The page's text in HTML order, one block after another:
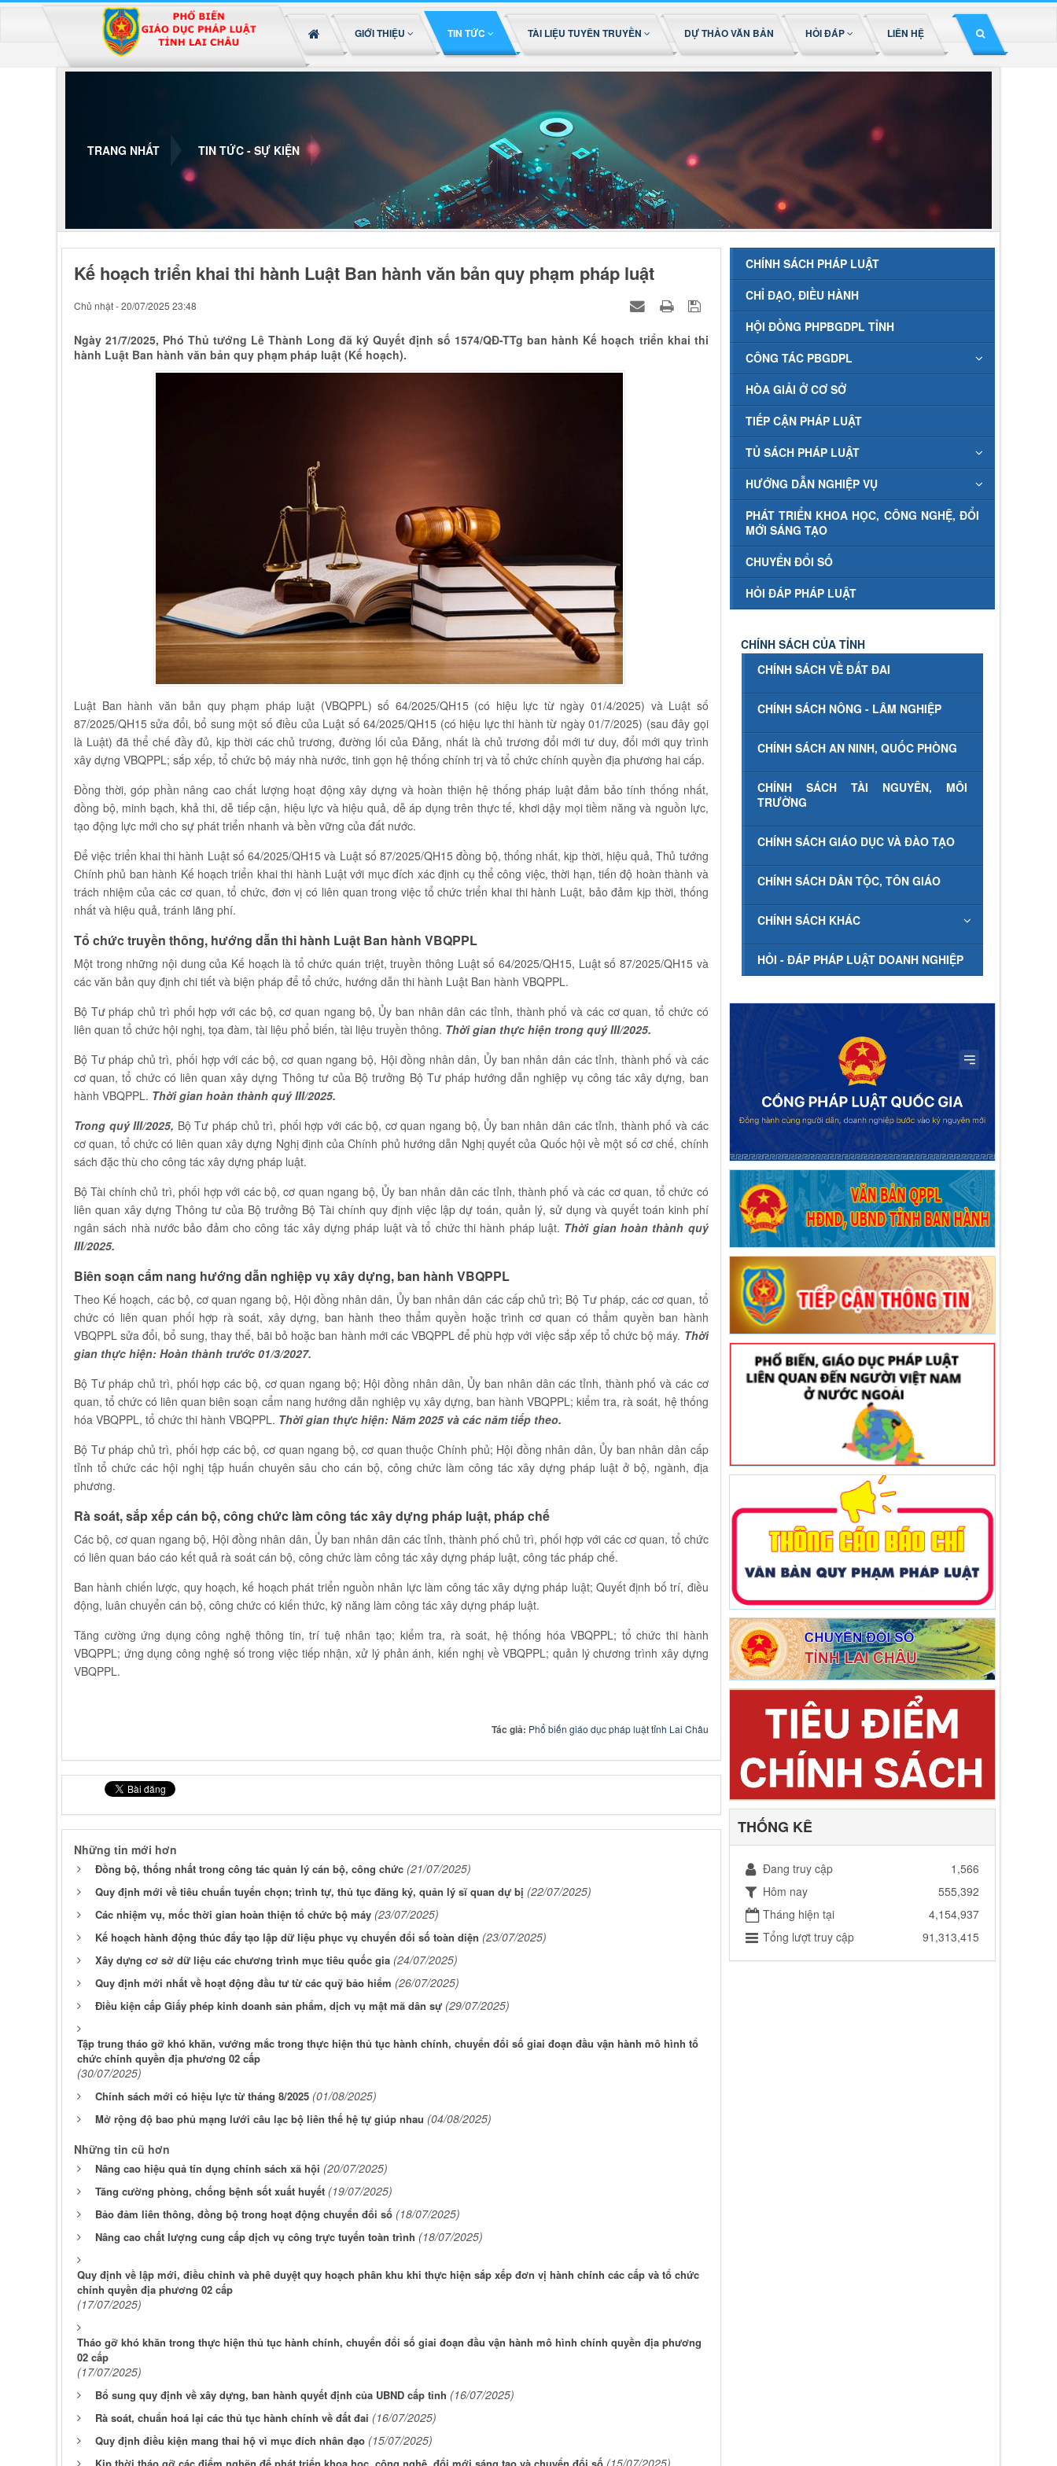
GIỚI THIỆU TIN TỨC TÀI LIỆU TUYÊN TRUYỀN DỰ THẢO VĂN BẢN HỎI ĐÁP LIÊN HỆ
TRANG NHẤT TIN TỨC - SỰ KIỆN
Kế hoạch triển khai thi hành Luật Ban hành văn bản quy phạm pháp luật
Chủ nhật - 20/07/2025 23:48
Ngày 21/7/2025, Phó Thủ tướng Lê Thành Long đã ký Quyết định số 1574/QĐ-TTg ban hành Kế hoạch triển khai thi
hành Luật Ban hành văn bản quy phạm pháp luật (Kế hoạch).
Luật Ban hành văn bản quy phạm pháp luật (VBQPPL) số 64/2025/QH15 (có hiệu lực từ ngày 01/4/2025) và Luật số
87/2025/QH15 sửa đổi, bổ sung một số điều của Luật số 64/2025/QH15 (có hiệu lực thi hành từ ngày 01/7/2025) (sau đây gọi
là Luật) đã thể chế đầy đủ, kịp thời các chủ trương, đường lối của Đảng, nhất là chủ trương đổi mới tư duy, đổi mới quy trình
xây dựng VBQPPL; sắp xếp, tổ chức bộ máy nhà nước, tinh gọn hệ thống chính trị và tổ chức chính quyền địa phương hai cấp.
Đồng thời, góp phần nâng cao chất lượng hoạt động xây dựng và hoàn thiện hệ thống pháp luật đảm bảo tính thống nhất,
đồng bộ, minh bạch, khả thi, dễ tiếp cận, hiệu lực và hiệu quả, dễ áp dụng trên thực tế, khơi dậy mọi tiềm năng và nguồn lực,
tạo động lực mới cho sự phát triển nhanh và bền vững của đất nước.
Để việc triển khai thi hành Luật số 64/2025/QH15 và Luật số 87/2025/QH15 đồng bộ, thống nhất, kịp thời, hiệu quả, Thủ tướng
Chính phủ ban hành Kế hoạch triển khai thi hành Luật với mục đích xác định cụ thể công việc, thời hạn, tiến độ hoàn thành và
trách nhiệm của các cơ quan, tổ chức, đơn vị có liên quan trong việc tổ chức triển khai thi hành Luật, bảo đảm kịp thời, thống
nhất và hiệu quả, tránh lãng phí.
Tổ chức truyền thông, hướng dẫn thi hành Luật Ban hành VBQPPL
Một trong những nội dung của Kế hoạch là tổ chức quán triệt, truyền thông Luật số 64/2025/QH15, Luật số 87/2025/QH15 và
các văn bản quy định chi tiết và biện pháp để tổ chức, hướng dẫn thi hành Luật Ban hành VBQPPL.
Bộ Tư pháp chủ trì phối hợp với các bộ, cơ quan ngang bộ, Ủy ban nhân dân các tỉnh, thành phố và các cơ quan, tổ chức có
liên quan tổ chức hội nghị, tọa đàm, tài liệu phổ biến, tài liệu truyền thông. Thời gian thực hiện trong quý III/2025.
Bộ Tư pháp chủ trì, phối hợp với các bộ, cơ quan ngang bộ, Hội đồng nhân dân, Ủy ban nhân dân các tỉnh, thành phố và các
cơ quan, tổ chức có liên quan xây dựng Thông tư của Bộ trưởng Bộ Tư pháp hướng dẫn nghiệp vụ công tác xây dựng, ban
hành VBQPPL. Thời gian hoàn thành quý III/2025.
Trong quý III/2025, Bộ Tư pháp chủ trì, phối hợp với các bộ, cơ quan ngang bộ, Ủy ban nhân dân các tỉnh, thành phố và các
cơ quan, tổ chức có liên quan xây dựng Nghị định của Chính phủ hướng dẫn Nghị quyết của Quốc hội về một số cơ chế, chính
sách đặc thù cho công tác xây dựng pháp luật.
Bộ Tài chính chủ trì, phối hợp với các bộ, cơ quan ngang bộ, Ủy ban nhân dân các tỉnh, thành phố và các cơ quan, tổ chức có
liên quan xây dựng Thông tư của Bộ trưởng Bộ Tài chính quy định việc lập dự toán, quản lý, sử dụng và quyết toán kinh phí
ngân sách nhà nước bảo đảm cho công tác xây dựng pháp luật và tổ chức thi hành pháp luật. Thời gian hoàn thành quý
III/2025.
Biên soạn cẩm nang hướng dẫn nghiệp vụ xây dựng, ban hành VBQPPL
Theo Kế hoạch, các bộ, cơ quan ngang bộ, Hội đồng nhân dân, Ủy ban nhân dân các cấp chủ trì; Bộ Tư pháp, các cơ quan, tổ
chức có liên quan phối hợp rà soát, xây dựng, ban hành theo thẩm quyền hoặc trình cơ quan có thẩm quyền ban hành
VBQPPL sửa đổi, bổ sung, thay thế, bãi bỏ hoặc ban hành mới các VBQPPL để phù hợp với việc sắp xếp tổ chức bộ máy. Thời
gian thực hiện: Hoàn thành trước 01/3/2027.
Bộ Tư pháp chủ trì, phối hợp các bộ, cơ quan ngang bộ; Hội đồng nhân dân, Ủy ban nhân dân các tỉnh, thành phố và các cơ
quan, tổ chức có liên quan biên soạn cẩm nang hướng dẫn nghiệp vụ xây dựng, ban hành VBQPPL; kiểm tra, rà soát, hệ thống
hóa VBQPPL, tổ chức thi hành VBQPPL. Thời gian thực hiện: Năm 2025 và các năm tiếp theo.
Bộ Tư pháp chủ trì, phối hợp các bộ, cơ quan ngang bộ, cơ quan thuộc Chính phủ; Hội đồng nhân dân, Ủy ban nhân dân cấp
tỉnh tổ chức các hội nghị tập huấn chuyên sâu cho cán bộ, công chức làm công tác xây dựng pháp luật ở bộ, ngành, địa
phương.
Rà soát, sắp xếp cán bộ, công chức làm công tác xây dựng pháp luật, pháp chế
Các bộ, cơ quan ngang bộ, Hội đồng nhân dân, Ủy ban nhân dân các tỉnh, thành phố chủ trì, phối hợp với các cơ quan, tổ chức
có liên quan báo cáo kết quả rà soát cán bộ, công chức làm công tác xây dựng pháp luật, công tác pháp chế.
Ban hành chiến lược, quy hoạch, kế hoạch phát triển nguồn nhân lực làm công tác xây dựng pháp luật; Quyết định bố trí, điều
động, luân chuyển cán bộ, công chức có kiến thức, kỹ năng làm công tác xây dựng pháp luật.
Tăng cường ứng dụng công nghệ thông tin, trí tuệ nhân tạo; kiểm tra, rà soát, hệ thống hóa VBQPPL; tổ chức thi hành
VBQPPL; ứng dụng công nghệ số trong việc tiếp nhận, xử lý phản ánh, kiến nghị về VBQPPL; quản lý chương trình xây dựng
VBQPPL.
Tác giả: Phổ biến giáo dục pháp luật tỉnh Lai Châu
Những tin mới hơn
Đồng bộ, thống nhất trong công tác quản lý cán bộ, công chức (21/07/2025)
Quy định mới về tiêu chuẩn tuyển chọn; trình tự, thủ tục đăng ký, quản lý sĩ quan dự bị (22/07/2025)
Các nhiệm vụ, mốc thời gian hoàn thiện tổ chức bộ máy (23/07/2025)
Kế hoạch hành động thúc đẩy tạo lập dữ liệu phục vụ chuyển đổi số toàn diện (23/07/2025)
Xây dựng cơ sở dữ liệu các chương trình mục tiêu quốc gia (24/07/2025)
Quy định mới nhất về hoạt động đầu tư từ các quỹ bảo hiểm (26/07/2025)
Điều kiện cấp Giấy phép kinh doanh sản phẩm, dịch vụ mật mã dân sự (29/07/2025)
Tập trung tháo gỡ khó khăn, vướng mắc trong thực hiện thủ tục hành chính, chuyển đổi số giai đoạn đầu vận hành mô hình tổ
chức chính quyền địa phương 02 cấp
(30/07/2025)
Chính sách mới có hiệu lực từ tháng 8/2025 (01/08/2025)
Mở rộng độ bao phủ mạng lưới câu lạc bộ liên thế hệ tự giúp nhau (04/08/2025)
Những tin cũ hơn
Nâng cao hiệu quả tín dụng chính sách xã hội (20/07/2025)
Tăng cường phòng, chống bệnh sốt xuất huyết (19/07/2025)
Bảo đảm liên thông, đồng bộ trong hoạt động chuyển đổi số (18/07/2025)
Nâng cao chất lượng cung cấp dịch vụ công trực tuyến toàn trình (18/07/2025)
Quy định về lập mới, điều chỉnh và phê duyệt quy hoạch phân khu khi thực hiện sắp xếp đơn vị hành chính các cấp và tổ chức
chính quyền địa phương 02 cấp
(17/07/2025)
Tháo gỡ khó khăn trong thực hiện thủ tục hành chính, chuyển đổi số giai đoạn đầu vận hành mô hình chính quyền địa phương
02 cấp
(17/07/2025)
Bổ sung quy định về xây dựng, ban hành quyết định của UBND cấp tỉnh (16/07/2025)
Rà soát, chuẩn hoá lại các thủ tục hành chính về đất đai (16/07/2025)
Quy định điều kiện mang thai hộ vì mục đích nhân đạo (15/07/2025)
(15/07/2025)
CHÍNH SÁCH PHÁP LUẬT
CHỈ ĐẠO, ĐIỀU HÀNH
HỘI ĐỒNG PHPBGDPL TỈNH
CÔNG TÁC PBGDPL
HÒA GIẢI Ở CƠ SỞ
TIẾP CẬN PHÁP LUẬT
TỦ SÁCH PHÁP LUẬT
HƯỚNG DẪN NGHIỆP VỤ
PHÁT TRIỂN KHOA HỌC, CÔNG NGHỆ, ĐỔI
MỚI SÁNG TẠO
CHUYỂN ĐỔI SỐ
HỎI ĐÁP PHÁP LUẬT
CHÍNH SÁCH CỦA TỈNH
CHÍNH SÁCH VỀ ĐẤT ĐAI
CHÍNH SÁCH NÔNG - LÂM NGHIỆP
CHÍNH SÁCH AN NINH, QUỐC PHÒNG
CHÍNH SÁCH TÀI NGUYÊN, MÔI
TRƯỜNG
CHÍNH SÁCH GIÁO DỤC VÀ ĐÀO TẠO
CHÍNH SÁCH DÂN TỘC, TÔN GIÁO
CHÍNH SÁCH KHÁC
HỎI - ĐÁP PHÁP LUẬT DOANH NGHIỆP
THỐNG KÊ
Đang truy cập
1,566
Hôm nay
555,392
Tháng hiện tại
4,154,937
Tổng lượt truy cập
91,313,415
Đã kết nối EMC